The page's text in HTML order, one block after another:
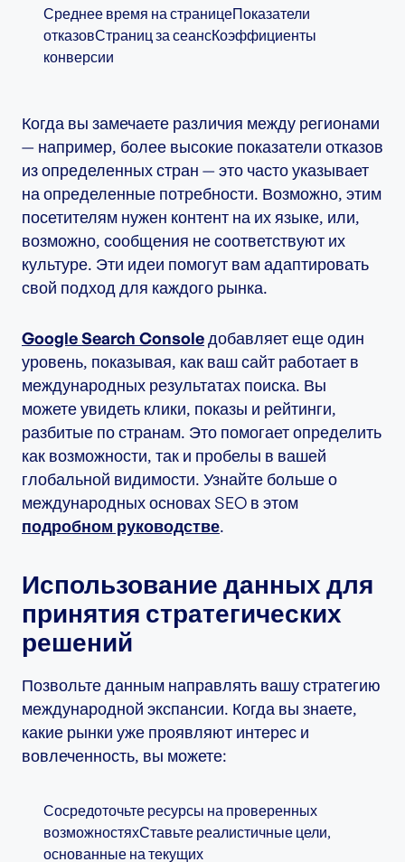
Среднее время на страницеПоказатели
отказовСтраниц за сеансКоэффициенты
конверсии
Когда вы замечаете различия между регионами
— например, более высокие показатели отказов
из определенных стран — это часто указывает
на определенные потребности. Возможно, этим
посетителям нужен контент на их языке, или,
возможно, сообщения не соответствуют их
культуре. Эти идеи помогут вам адаптировать
свой подход для каждого рынка.
Google Search Consoleдобавляет еще один
уровень, показывая, как ваш сайт работает в
международных результатах поиска. Вы
можете увидеть клики, показы и рейтинги,
разбитые по странам. Это помогает определить
как возможности, так и пробелы в вашей
глобальной видимости. Узнайте больше о
международных основах SEO в этом
подробном руководстве.
Использование данных для
принятия стратегических
решений
Позвольте данным направлять вашу стратегию
международной экспансии. Когда вы знаете,
какие рынки уже проявляют интерес и
вовлеченность, вы можете:
Сосредоточьте ресурсы на проверенных
возможностяхСтавьте реалистичные цели,
основанные на текущих